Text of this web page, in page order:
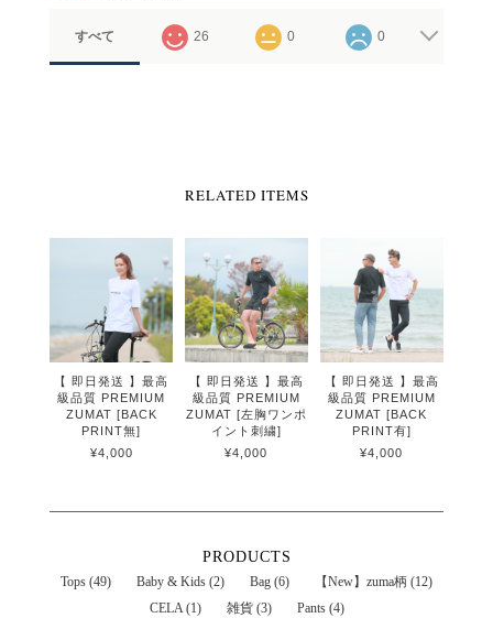
すべて 26 0 0
RELATED ITEMS
【 即日発送 】最高
級品質 PREMIUM
ZUMAT [BACK
PRINT無]
¥4,000
【 即日発送 】最高
級品質 PREMIUM
ZUMAT [左胸ワンポ
イント刺繍]
¥4,000
【 即日発送 】最高
級品質 PREMIUM
ZUMAT [BACK
PRINT有]
¥4,000
PRODUCTS
Tops (49) Baby & Kids (2) Bag (6)
【New】zuma柄 (12)
CELA (1)
雑貨 (3) Pants (4)